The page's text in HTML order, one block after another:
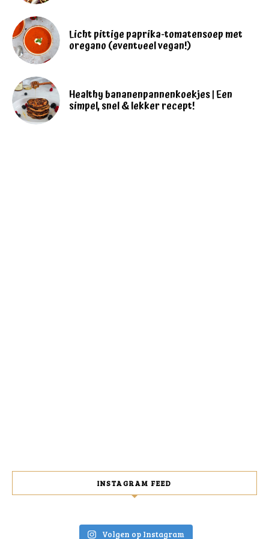
Licht pittige paprika-tomatensoep met
oregano (eventueel vegan!)
Healthy bananenpannenkoekjes | Een
simpel, snel & lekker recept!
INSTAGRAM FEED
Volgen op Instagram